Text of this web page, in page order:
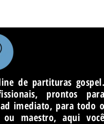
de partituras gospel.
prontos para
imediato, para todo o
ou maestro, aqui você